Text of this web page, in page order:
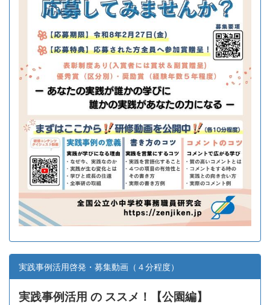
実践事例活用啓発・募集動画（４分程度）
実践事例活用 の ススメ！【公園編】